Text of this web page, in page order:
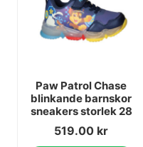
Paw Patrol Chase
blinkande barnskor
sneakers storlek 28
519.00 kr